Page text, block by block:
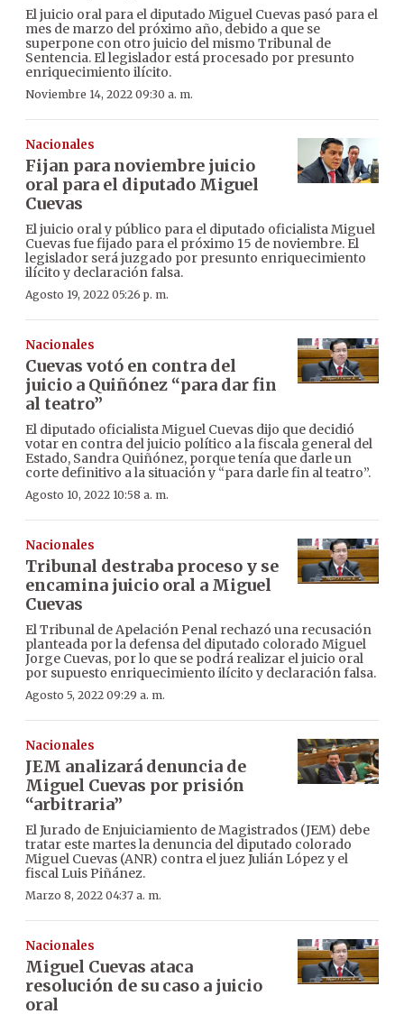
El juicio oral para el diputado Miguel Cuevas pasó para el
mes de marzo del próximo año, debido a que se
superpone con otro juicio del mismo Tribunal de
Sentencia. El legislador está procesado por presunto
enriquecimiento ilícito.
Noviembre 14, 2022 09:30 a. m.
Nacionales
Fijan para noviembre juicio
oral para el diputado Miguel
Cuevas
El juicio oral y público para el diputado oficialista Miguel
Cuevas fue fijado para el próximo 15 de noviembre. El
legislador será juzgado por presunto enriquecimiento
ilícito y declaración falsa.
Agosto 19, 2022 05:26 p. m.
Nacionales
Cuevas votó en contra del
juicio a Quiñónez “para dar fin
al teatro”
El diputado oficialista Miguel Cuevas dijo que decidió
votar en contra del juicio político a la fiscala general del
Estado, Sandra Quiñónez, porque tenía que darle un
corte definitivo a la situación y “para darle fin al teatro”.
Agosto 10, 2022 10:58 a. m.
Nacionales
Tribunal destraba proceso y se
encamina juicio oral a Miguel
Cuevas
El Tribunal de Apelación Penal rechazó una recusación
planteada por la defensa del diputado colorado Miguel
Jorge Cuevas, por lo que se podrá realizar el juicio oral
por supuesto enriquecimiento ilícito y declaración falsa.
Agosto 5, 2022 09:29 a. m.
Nacionales
JEM analizará denuncia de
Miguel Cuevas por prisión
“arbitraria”
El Jurado de Enjuiciamiento de Magistrados (JEM) debe
tratar este martes la denuncia del diputado colorado
Miguel Cuevas (ANR) contra el juez Julián López y el
fiscal Luis Piñánez.
Marzo 8, 2022 04:37 a. m.
Nacionales
Miguel Cuevas ataca
resolución de su caso a juicio
oral